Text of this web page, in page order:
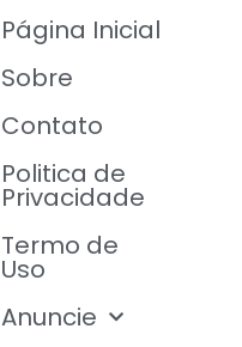
Página Inicial
Sobre
Contato
Politica de
Privacidade
Termo de
Uso
Anuncie